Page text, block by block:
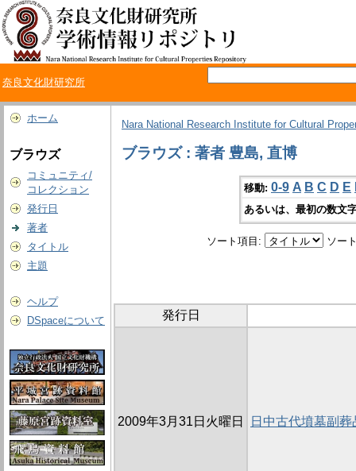
奈良文化財研究所
ホーム
ブラウズ
コミュニティ/
コレクション
発行日
著者
タイトル
主題
ヘルプ
DSpaceについて
Nara National Research Institute for Cultural
ブラウズ : 著者 豊島, 直博
移動: 0-9 A B C D E
あるいは、最初の数文
ソート項目: ソー
発行日
2009年3月31日火曜日 日中古代墳墓副